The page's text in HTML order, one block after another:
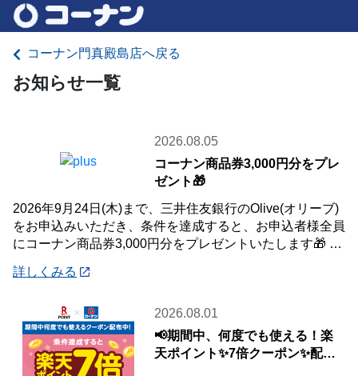
コーナン門真殿島店へ戻る
お知らせ一覧
2026.08.05
コーナン商品券3,000円分をプレ
ゼント🎁
2026年9月24日(木)まで、三井住友銀行のOlive(オリーブ)
をお申込みいただき、条件を達成すると、お申込者様全員
にコーナン商品券3,000円分をプレゼントいたします🎁 詳
詳しくみる
2026.08.01
📢期間中、何度でも使える！楽
天ポイント✨7倍クーポン✨配布